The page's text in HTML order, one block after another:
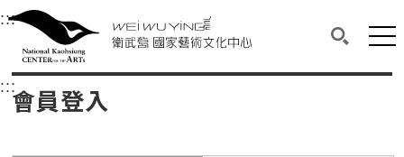
衛武營國家藝術文化中心
中央內容區塊，為本頁主要內容區。
:::選單連結區塊，此區塊列有本網站主要連結。
衛武營國家藝術文化中心
搜尋(開
網
::: 中央內容區塊，為本頁主要內容區。
會員登入